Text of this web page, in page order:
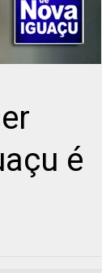
é